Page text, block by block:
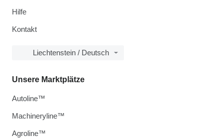
Hilfe
Kontakt
Liechtenstein / Deutsch
Unsere Marktplätze
Autoline™
Machineryline™
Agroline™